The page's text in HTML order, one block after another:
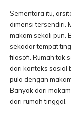
Sementara itu,
dimensi tersendiri.
makam sekali pun.
sekadar tempat
filosofi. Rumah tak
dari konteks sosial
pula dengan
Banyak dari
dari rumah tinggal.